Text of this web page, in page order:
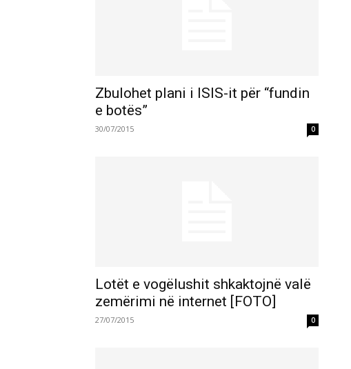
Zbulohet plani i ISIS-it për “fundin
e botës”
30/07/2015 0
Lotët e vogëlushit shkaktojnë valë
zemërimi në internet [FOTO]
27/07/2015 0